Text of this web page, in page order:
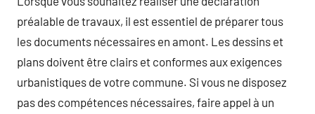
préalable de travaux, il est essentiel de préparer tous
les documents nécessaires en amont. Les dessins et
plans doivent être clairs et conformes aux exigences
urbanistiques de votre commune. Si vous ne disposez
pas des compétences nécessaires, faire appel à un